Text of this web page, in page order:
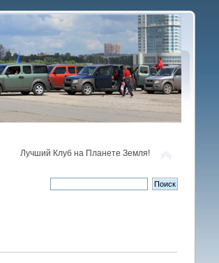
Лучший Клуб на Планете Земля!